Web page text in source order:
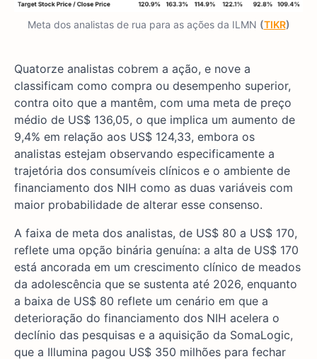
Meta dos analistas de rua para as ações da ILMN (TIKR)
Quatorze analistas cobrem a ação, e nove a
classificam como compra ou desempenho superior,
contra oito que a mantêm, com uma meta de preço
médio de US$ 136,05, o que implica um aumento de
9,4% em relação aos US$ 124,33, embora os
analistas estejam observando especificamente a
trajetória dos consumíveis clínicos e o ambiente de
financiamento dos NIH como as duas variáveis com
maior probabilidade de alterar esse consenso.
A faixa de meta dos analistas, de US$ 80 a US$ 170,
reflete uma opção binária genuína: a alta de US$ 170
está ancorada em um crescimento clínico de meados
da adolescência que se sustenta até 2026, enquanto
a baixa de US$ 80 reflete um cenário em que a
deterioração do financiamento dos NIH acelera o
declínio das pesquisas e a aquisição da SomaLogic,
que a Illumina pagou US$ 350 milhões para fechar